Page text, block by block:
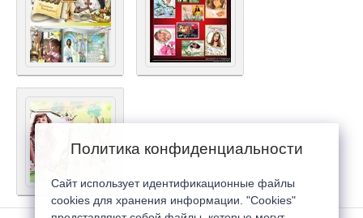
Политика конфиденциальности
Сайт использует идентификационные файлы
cookies для хранения информации. "Cookies"